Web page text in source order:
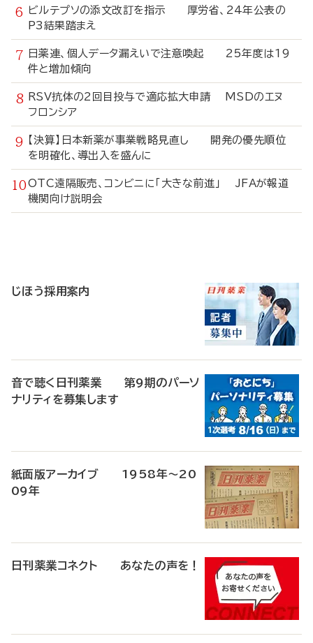
ビルテプソの添文改訂を指示 厚労省、24年公表の
P3結果踏まえ
日薬連、個人データ漏えいで注意喚起 25年度は19
件と増加傾向
RSV抗体の2回目投与で適応拡大申請 MSDのエヌ
フロンシア
【決算】日本新薬が事業戦略見直し 開発の優先順位
を明確化、導出入を盛んに
OTC遠隔販売、コンビニに「大きな前進」 JFAが報道
機関向け説明会
じほう採用案内
音で聴く日刊薬業 第9期のパーソ
ナリティを募集します
紙面版アーカイブ 1958年～20
09年
日刊薬業コネクト あなたの声を！